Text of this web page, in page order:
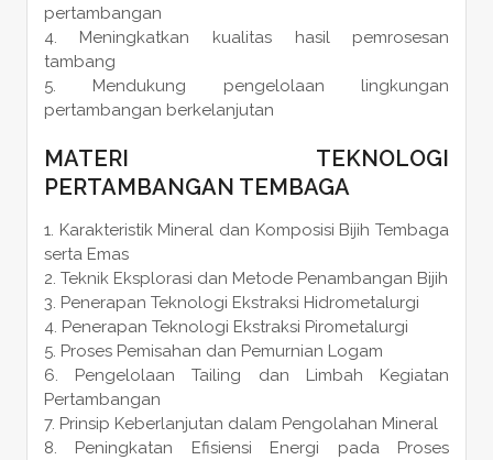
pertambangan
Meningkatkan kualitas hasil pemrosesan
tambang
Mendukung pengelolaan lingkungan
pertambangan berkelanjutan
MATERI TEKNOLOGI
PERTAMBANGAN TEMBAGA
Karakteristik Mineral dan Komposisi Bijih Tembaga
serta Emas
Teknik Eksplorasi dan Metode Penambangan Bijih
Penerapan Teknologi Ekstraksi Hidrometalurgi
Penerapan Teknologi Ekstraksi Pirometalurgi
Proses Pemisahan dan Pemurnian Logam
Pengelolaan Tailing dan Limbah Kegiatan
Pertambangan
Prinsip Keberlanjutan dalam Pengolahan Mineral
Peningkatan Efisiensi Energi pada Proses